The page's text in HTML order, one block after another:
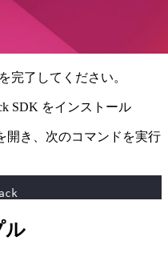
完了してください。
SDK をインストール
開き、次のコマンドを実行
ル